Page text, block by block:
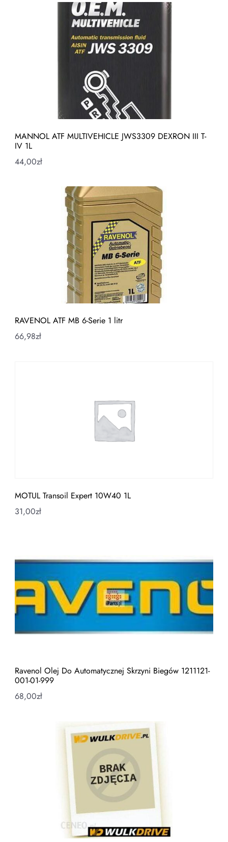
MANNOL ATF MULTIVEHICLE JWS3309 DEXRON III T-
IV 1L
44,00zł
RAVENOL ATF MB 6-Serie 1 litr
66,98zł
MOTUL Transoil Expert 10W40 1L
31,00zł
Ravenol Olej Do Automatycznej Skrzyni Biegów 1211121-
001-01-999
68,00zł